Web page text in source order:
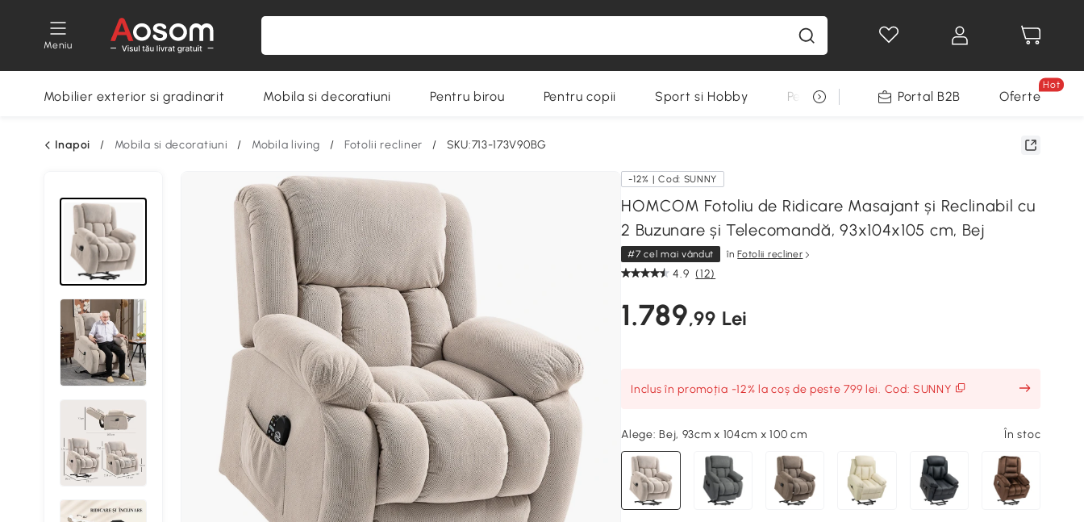
Meniu
Mobilier exterior si gradinarit Mobila si decoratiuni Pentru birou Pentru copii Sport si Hobby Pentru animale Decoratiuni Sarbatori
Portal B2B Oferte
Hot
Inapoi / Mobila si decoratiuni / Mobila living / Fotolii recliner / SKU:713-173V90BG
-12% | Cod: SUNNY
HOMCOM Fotoliu de Ridicare Masajant și Reclinabil cu
2 Buzunare și Telecomandă, 93x104x105 cm, Bej
#7 cel mai vândut înFotolii recliner
4.9 (12)
1.789,99 Lei
Inclus în promoția -12% la coș de peste 799 lei. Cod: SUNNY
Alege:Bej, 93cm x 104cm x 100 cm În stoc